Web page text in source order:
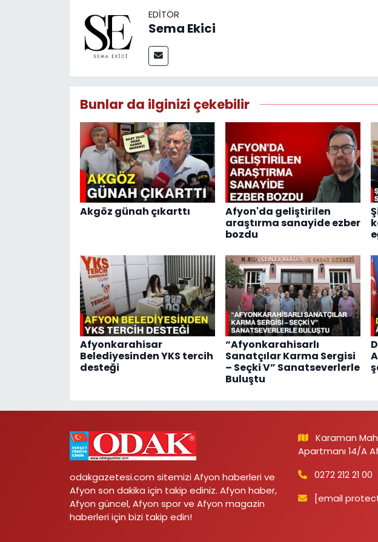
EDITÖR
Sema Ekici
Bunlar da ilginizi çekebilir
Akgöz günah çıkarttı
Afyon'da geliştirilen
araştırma sanayide ezber
bozdu
Afyonkarahisar
Belediyesinden YKS tercih
desteği
“Afyonkarahisarlı
Sanatçılar Karma Sergisi
– Seçki V” Sanatseverlerle
Buluştu
odakgazetesi.com sitemizi Afyon haberleri ve
Afyon son dakika için takip ediniz. Afyon haber,
Afyon güncel, Afyon spor ve Afyon magazin
haberleri için bizi takip edin!
Karaman
Apartmanı 14/A
0272 212 21 00
[email